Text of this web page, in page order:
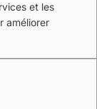
et les
améliorer